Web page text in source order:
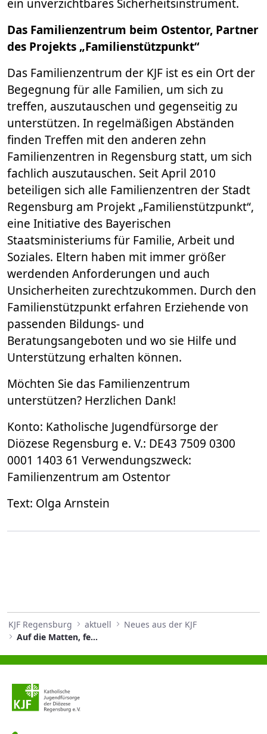
ein unverzichtbares Sicherheitsinstrument.
Das Familienzentrum beim Ostentor, Partner
des Projekts „Familienstützpunkt“
Das Familienzentrum der KJF ist es ein Ort der
Begegnung für alle Familien, um sich zu
treffen, auszutauschen und gegenseitig zu
unterstützen. In regelmäßigen Abständen
finden Treffen mit den anderen zehn
Familienzentren in Regensburg statt, um sich
fachlich auszutauschen. Seit April 2010
beteiligen sich alle Familienzentren der Stadt
Regensburg am Projekt „Familienstützpunkt“,
eine Initiative des Bayerischen
Staatsministeriums für Familie, Arbeit und
Soziales. Eltern haben mit immer größer
werdenden Anforderungen und auch
Unsicherheiten zurechtzukommen. Durch den
Familienstützpunkt erfahren Erziehende von
passenden Bildungs- und
Beratungsangeboten und wo sie Hilfe und
Unterstützung erhalten können.
Möchten Sie das Familienzentrum
unterstützen? Herzlichen Dank!
Konto: Katholische Jugendfürsorge der
Diözese Regensburg e. V.: DE43 7509 0300
0001 1403 61 Verwendungszweck:
Familienzentrum am Ostentor
Text: Olga Arnstein
KJF Regensburg aktuell
Neues aus der KJF
Auf die Matten, fertig, los!